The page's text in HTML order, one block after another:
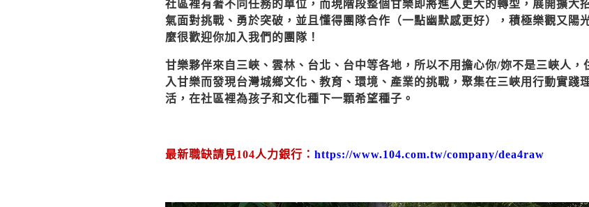
社區裡有著不同任務的單位，而現階段整個甘樂即將進入更大的轉型，展開擴大
氣面對挑戰、勇於突破，並且懂得團隊合作（一點幽默感更好），積極樂觀又陽
麼很歡迎你加入我們的團隊！
甘樂夥伴來自三峽、雲林、台北、台中等各地，所以不用擔心你/妳不是三峽人，
入甘樂而發現台灣城鄉文化、教育、環境、產業的挑戰，聚集在三峽用行動實踐
活，在社區裡為孩子和文化種下一顆希望種子。
最新職缺請見104人力銀行： https://www.104.com.tw/company/dea4raw